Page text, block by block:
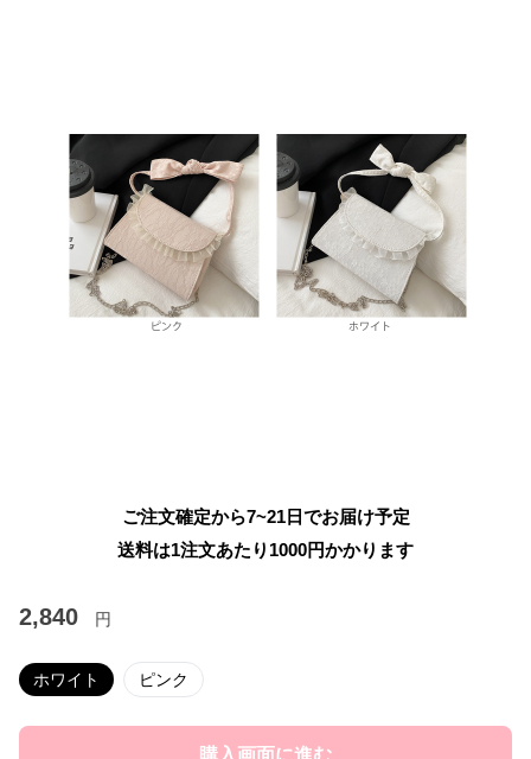
ご注文確定から7~21日でお届け予定
送料は1注文あたり 1000円かかります
2,840 円
ホワイト ピンク
購入画面に進む